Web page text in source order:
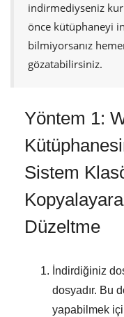
indirmediyseniz
önce kütüphaneyi
bilmiyorsanız
gözatabilirsiniz.
Yöntem 1:
Sistem
Düzeltme
İndirdiğiniz
dosyadır. Bu
yapabilmek